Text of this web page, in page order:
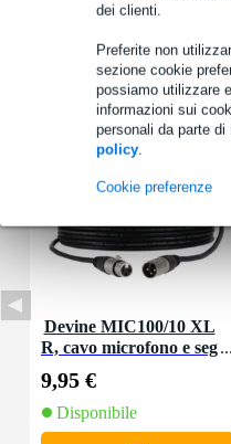
dei clienti.
Preferite non
sezione cookie
possiamo utilizzare
informazioni sui
personali da parte
policy.
Cookie preferenze
Specifiche complete
Accessori (7)
Devine MIC100/10 XL
R, cavo microfono e seg
9,95 €
Disponibile